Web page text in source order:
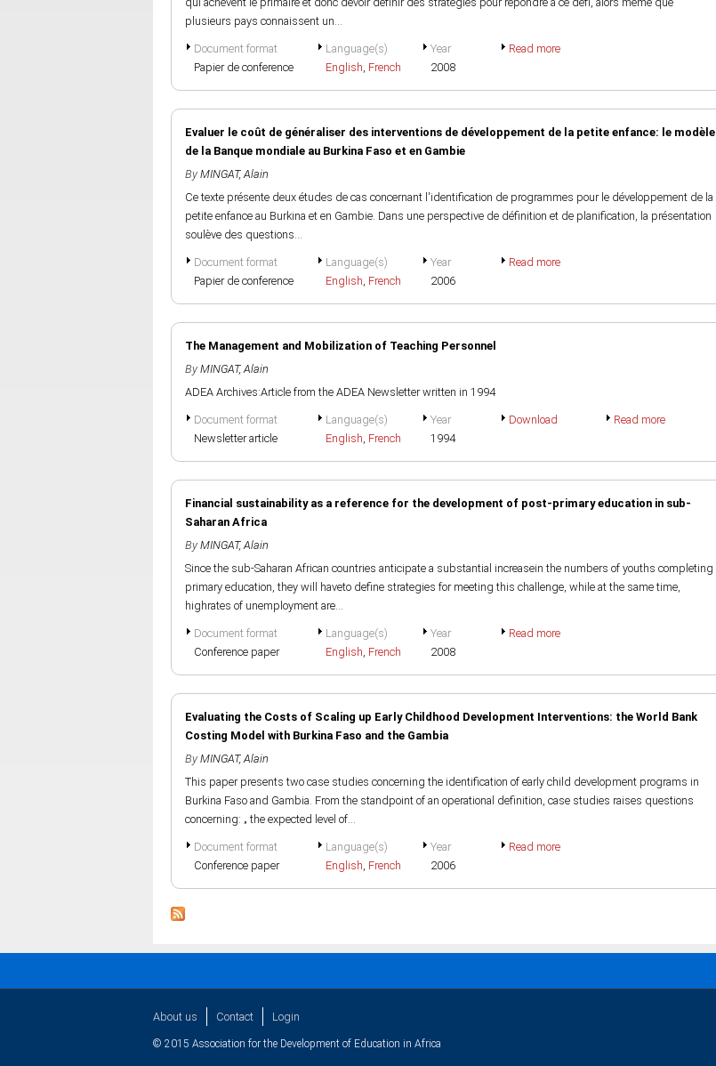
plusieurs pays connaissent un...
Document format
Papier de conference
Language(s)
English, French
Year
2008
Read more
Evaluer le coût de généraliser des interventions de développement de la petite enfance: le modèle
de la Banque mondiale au Burkina Faso et en Gambie
By MINGAT, Alain
Ce texte présente deux études de cas concernant l'identification de programmes pour le développement de la
petite enfance au Burkina et en Gambie. Dans une perspective de définition et de planification, la présentation
soulève des questions...
Document format
Papier de conference
Language(s)
English, French
Year
2006
Read more
The Management and Mobilization of Teaching Personnel
By MINGAT, Alain
ADEA Archives:Article from the ADEA Newsletter written in 1994
Document format
Newsletter article
Language(s)
English, French
Year
1994
Download Read more
Financial sustainability as a reference for the development of post-primary education in sub-
Saharan Africa
By MINGAT, Alain
Since the sub-Saharan African countries anticipate a substantial increasein the numbers of youths completing
primary education, they will haveto define strategies for meeting this challenge, while at the same time,
highrates of unemployment are...
Document format
Conference paper
Language(s)
English, French
Year
2008
Read more
Evaluating the Costs of Scaling up Early Childhood Development Interventions: the World Bank
Costing Model with Burkina Faso and the Gambia
By MINGAT, Alain
This paper presents two case studies concerning the identification of early child development programs in
Burkina Faso and Gambia. From the standpoint of an operational definition, case studies raises questions
concerning: „ the expected level of...
Document format
Conference paper
Language(s)
English, French
Year
2006
Read more
About us Contact Login
© 2015 Association for the Development of Education in Africa